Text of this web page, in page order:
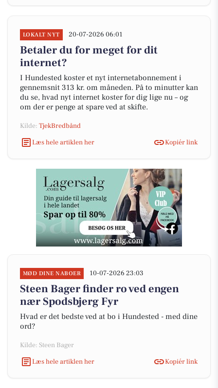
LOKALT NYT 20-07-2026 06:01
Betaler du for meget for dit
internet?
I Hundested koster et nyt internetabonnement i
gennemsnit 313 kr. om måneden. På to minutter kan
du se, hvad nyt internet koster for dig lige nu – og
om der er penge at spare ved at skifte.
Kilde: TjekBredbånd
Læs hele artiklen her
Kopiér link
MØD DINE NABOER 10-07-2026 23:03
Steen Bager finder ro ved engen
nær Spodsbjerg Fyr
Hvad er det bedste ved at bo i Hundested - med dine
ord?
Kilde: Steen Bager
Læs hele artiklen her
Kopiér link